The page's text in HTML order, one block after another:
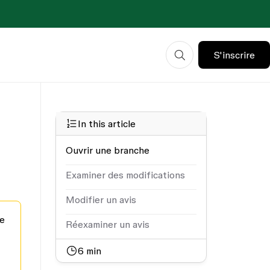
S'inscrire
In this article
Ouvrir une branche
Examiner des modifications
Modifier un avis
Réexaminer un avis
6 min